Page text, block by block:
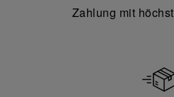
Zahlung mit